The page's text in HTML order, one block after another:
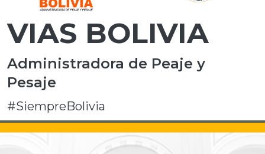
VIAS BOLIVIA
Administradora de Peaje y
Pesaje
#SiempreBolivia